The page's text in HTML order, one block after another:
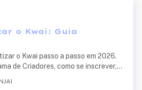
o Kwai: Guia
o Kwai passo a passo em 2026.
de Criadores, como se inscrever,